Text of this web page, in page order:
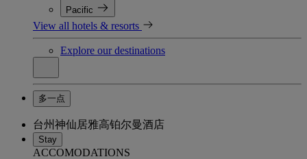
Pacific
View all hotels & resorts
Explore our destinations
多一点
台州神仙居雅高铂尔曼酒店
Stay
ACCOMODATIONS